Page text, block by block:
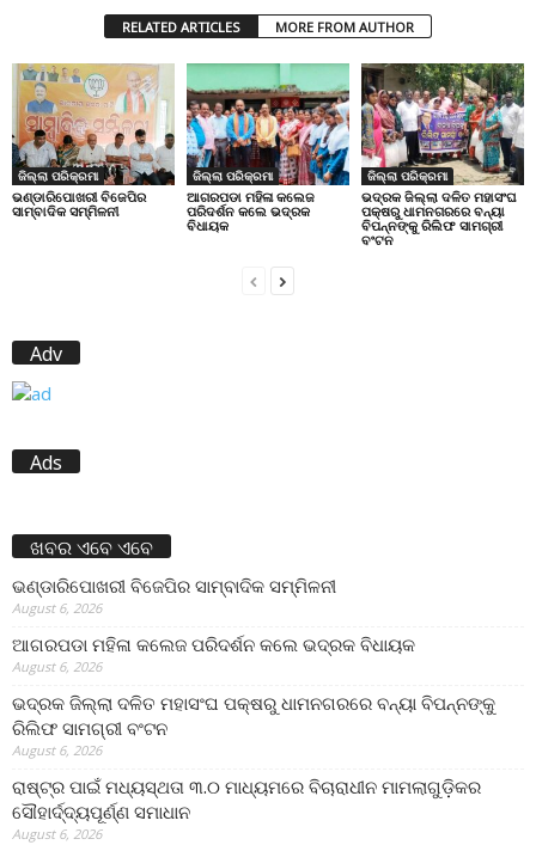
RELATED ARTICLES MORE FROM AUTHOR
ଜିଲ୍ଲା ପରିକ୍ରମା
ଭଣ୍ଡାରିପୋଖରୀ ବିଜେପିର
ସାମ୍ବାଦିକ ସମ୍ମିଳନୀ
ଜିଲ୍ଲା ପରିକ୍ରମା
ଆଗରପଡା ମହିଳା କଲେଜ
ପରିଦର୍ଶନ କଲେ ଭଦ୍ରକ
ବିଧାୟକ
ଜିଲ୍ଲା ପରିକ୍ରମା
ଭଦ୍ରକ ଜିଲ୍ଲା ଦଳିତ ମହାସଂଘ
ପକ୍ଷରୁ ଧାମନଗରରେ ବନ୍ୟା
ବିପନ୍ନଙ୍କୁ ରିଲିଫ ସାମଗ୍ରୀ
ବଂଟନ
Adv
Ads
ଖବର ଏବେ ଏବେ
ଭଣ୍ଡାରିପୋଖରୀ ବିଜେପିର ସାମ୍ବାଦିକ ସମ୍ମିଳନୀ
August 6, 2026
ଆଗରପଡା ମହିଳା କଲେଜ ପରିଦର୍ଶନ କଲେ ଭଦ୍ରକ ବିଧାୟକ
August 6, 2026
ଭଦ୍ରକ ଜିଲ୍ଲା ଦଳିତ ମହାସଂଘ ପକ୍ଷରୁ ଧାମନଗରରେ ବନ୍ୟା ବିପନ୍ନଙ୍କୁ
ରିଲିଫ ସାମଗ୍ରୀ ବଂଟନ
August 6, 2026
ରାଷ୍ଟ୍ର ପାଇଁ ମଧ୍ୟସ୍ଥତା ୩.୦ ମାଧ୍ୟମରେ ବିଚାରାଧୀନ ମାମଲାଗୁଡ଼ିକର
ସୌହାର୍ଦ୍ଦ୍ୟପୂର୍ଣ୍ଣ ସମାଧାନ
August 6, 2026